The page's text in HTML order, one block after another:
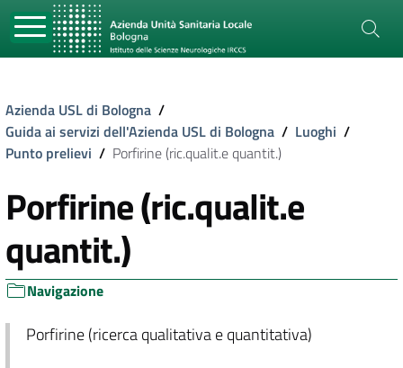
Azienda USL di Bologna /
Guida ai servizi dell'Azienda USL di Bologna / Luoghi /
Punto prelievi / Porfirine (ric.qualit.e quantit.)
Porfirine (ric.qualit.e
quantit.)
Navigazione
Porfirine (ricerca qualitativa e quantitativa)